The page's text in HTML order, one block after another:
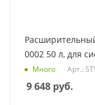
0002 50 л, для
Много Арт.:
9 648 руб.